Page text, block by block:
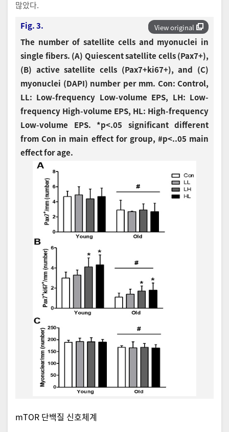
많았다.
View original
Fig. 3.
The number of satellite cells and myonuclei in
single fibers. (A) Quiescent satellite cells (Pax7+),
(B) active satellite cells (Pax7+ki67+), and (C)
myonuclei (DAPI) number per mm. Con: Control,
LL: Low-frequency Low-volume EPS, LH: Low-
frequency High-volume EPS, HL: High-frequency
Low-volume EPS. *p<.05 significant different
from Con in main effect for group, #p<..05 main
effect for age.
mTOR 단백질 신호체계